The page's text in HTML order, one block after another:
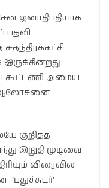
ஜனாதிபதியாக
கூட்டணி அமைய
ஆலோசனை
குறித்த
இறுதி முடிவை
விரைவில்